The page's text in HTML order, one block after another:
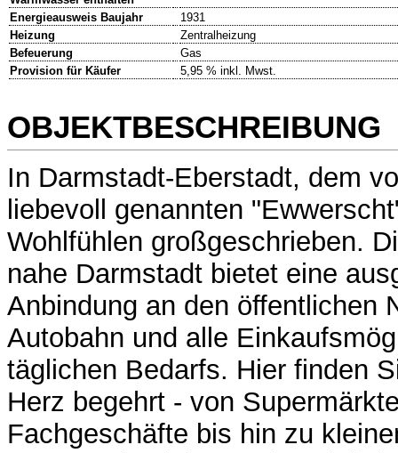
Energieausweis Baujahr
1931
Heizung
Zentralheizung
Befeuerung
Gas
Provision für Käufer
5,95 % inkl. Mwst.
OBJEKTBESCHREIBUNG
In Darmstadt-Eberstadt, dem
liebevoll genannten
Wohlfühlen großgeschrieben.
nahe Darmstadt bietet eine
Anbindung an den öffentlichen
Autobahn und alle
täglichen Bedarfs. Hier finden
Herz begehrt - von
Fachgeschäfte bis hin zu